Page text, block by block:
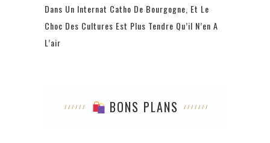
Dans Un Internat Catho De Bourgogne, Et Le
Choc Des Cultures Est Plus Tendre Qu’il N’en A
L’air
BONS PLANS